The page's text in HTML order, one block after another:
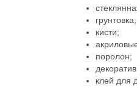
грунтовка;
кисти;
поролон;
клей для